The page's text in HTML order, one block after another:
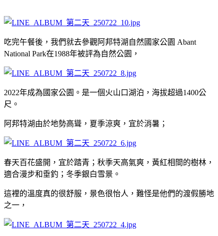
吃完午餐後，我們就去參觀阿邦特湖自然國家公園 Abant
National Park在1988年被評為自然公園，
2022年成為國家公園。是一個火山口湖泊，海拔超過1400公
尺。
阿邦特湖由於地勢高聳，夏季涼爽，宜於消暑；
春天百花盛開，宜於踏青；秋季天高氣爽，黃紅相間的樹林，
適合漫步和垂釣；冬季銀白雪景。
這裡的溫度真的很舒服，景色很怡人，難怪是他們的渡假勝地
之一，